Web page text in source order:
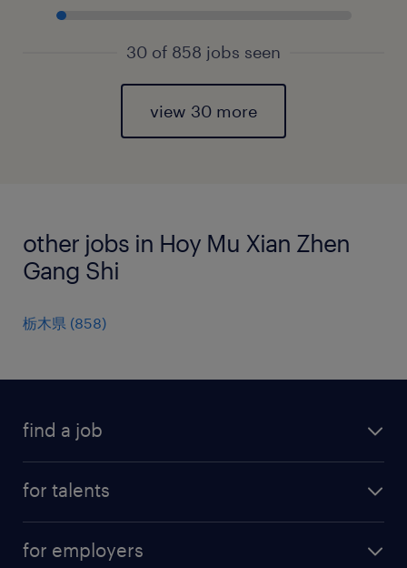
30 of 858 jobs seen
view 30 more
other jobs in Hoy Mu Xian Zhen
Gang Shi
栃木県 (858)
find a job
for talents
for employers